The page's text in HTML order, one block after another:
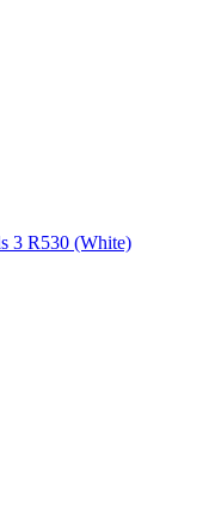
3 R530 (White)